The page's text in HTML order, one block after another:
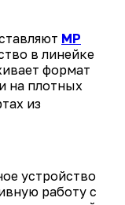
MP
в линейке
формат
на плотных
из
устройство
работу с